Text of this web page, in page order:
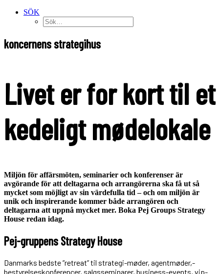
SÖK
koncernens strategihus
Livet er for kort til et
kedeligt mødelokale
Miljön för affärsmöten, seminarier och konferenser är
avgörande för att deltagarna och arrangörerna ska få ut så
mycket som möjligt av sin värdefulla tid – och om miljön är
unik och inspirerande kommer både arrangören och
deltagarna att uppnå mycket mer. Boka Pej Groups Strategy
House redan idag.
Pej-gruppens Strategy House
Danmarks bedste ”retreat” til strategi-møder, agentmøder,-
bestyrelseskonferencer, salgsseminarer, business-events, vip-